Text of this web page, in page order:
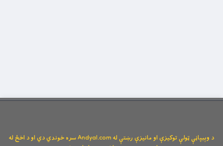
د وېبپاڼې ټولې توکیزې او مانیزې رښتې له Andyal.com سره خوندي دي او د اخځ له